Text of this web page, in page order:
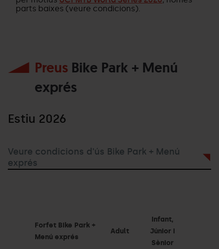
parts baixes (veure condicions).
Preus Bike Park + Menú
exprés
Estiu 2026
Veure condicions d'ús Bike Park + Menú
exprés
Forfet Bike Park +
Menú exprés
Adult
Infant,
Júnior i
Sènior